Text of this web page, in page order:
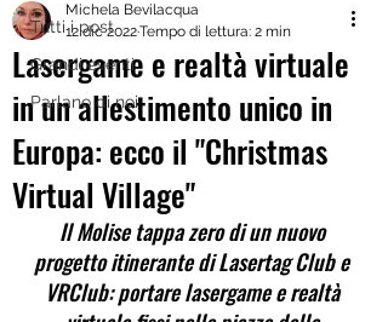
Tutti i post
Grandi eventi
Parlano di noi
Lasergame e realtà virtuale
in un allestimento unico in
Europa: ecco il "Christmas
Virtual Village"
Michela Bevilacqua
12 dic 2022Tempo di lettura: 2 min
Il Molise tappa zero di un nuovo
progetto itinerante di Lasertag Club e
VRClub: portare lasergame e realtà